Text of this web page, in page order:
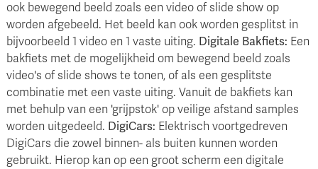
ook bewegend beeld zoals een video of slide show op
worden afgebeeld. Het beeld kan ook worden gesplitst in
bijvoorbeeld 1 video en 1 vaste uiting. Digitale Bakfiets: Een
bakfiets met de mogelijkheid om bewegend beeld zoals
video's of slide shows te tonen, of als een gesplitste
combinatie met een vaste uiting. Vanuit de bakfiets kan
met behulp van een 'grijpstok' op veilige afstand samples
worden uitgedeeld. DigiCars: Elektrisch voortgedreven
DigiCars die zowel binnen- als buiten kunnen worden
gebruikt. Hierop kan op een groot scherm een digitale